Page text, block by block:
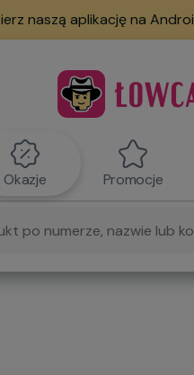
naszą aplikację na
Okazje Promocje